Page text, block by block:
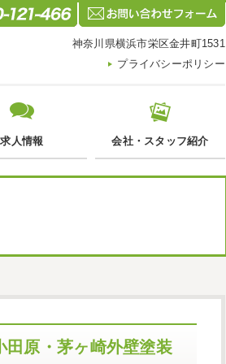
神奈川県横浜市栄区金井町1531
プライバシーポリシー
求人情報 会社・スタッフ紹介
田原・茅ヶ崎外壁塗装